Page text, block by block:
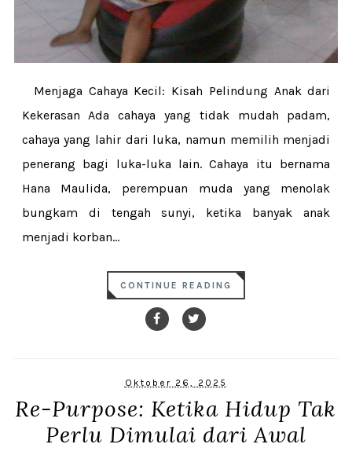
Menjaga Cahaya Kecil: Kisah Pelindung Anak dari
Kekerasan Ada cahaya yang tidak mudah padam,
cahaya yang lahir dari luka, namun memilih menjadi
penerang bagi luka-luka lain. Cahaya itu bernama
Hana Maulida, perempuan muda yang menolak
bungkam di tengah sunyi, ketika banyak anak
menjadi korban...
CONTINUE READING
Oktober 26, 2025
Re-Purpose: Ketika Hidup Tak
Perlu Dimulai dari Awal